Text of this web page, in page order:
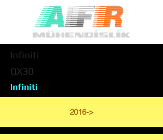
Infiniti
QX30
Infiniti
2016->